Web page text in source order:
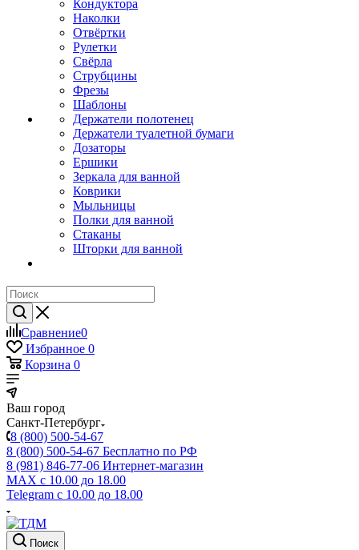
Кондуктора
Наколки
Отвёртки
Рулетки
Свёрла
Струбцины
Фрезы
Шаблоны
Держатели полотенец
Держатели туалетной бумаги
Дозаторы
Ершики
Зеркала для ванной
Коврики
Мыльницы
Полки для ванной
Стаканы
Шторки для ванной
Сравнение0
Избранное 0
Корзина 0
Ваш город
Санкт-Петербург
8 (800) 500-54-67
8 (800) 500-54-67 Бесплатно по РФ
8 (981) 846-77-06 Интернет-магазин
MAX с 10.00 до 18.00
Telegram с 10.00 до 18.00
Поиск